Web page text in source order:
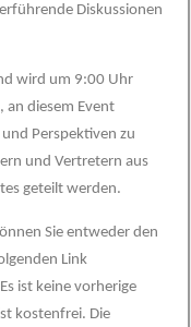
Diskussionen
wird um 9:00 Uhr
an diesem Event
Perspektiven zu
und Vertretern aus
geteilt werden.
Sie entweder den
Link
Es ist keine vorherige
kostenfrei. Die